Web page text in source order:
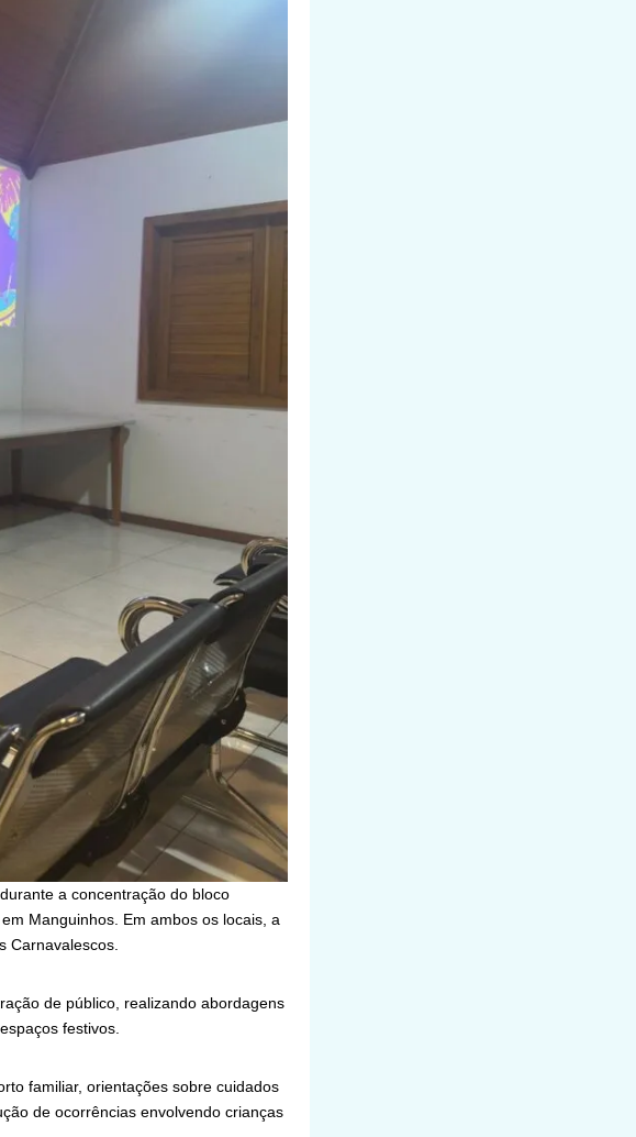
a concentração do bloco
Manguinhos. Em ambos os locais, a
Carnavalescos.
de público, realizando abordagens
festivos.
familiar, orientações sobre cuidados
de ocorrências envolvendo crianças